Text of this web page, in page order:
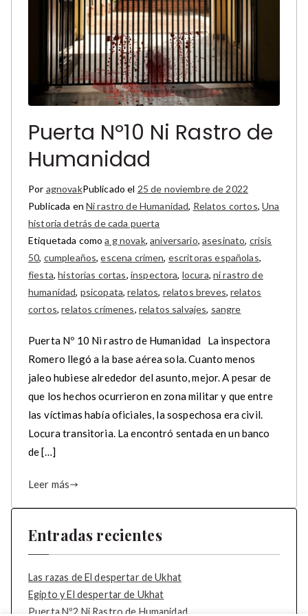
Puerta Nº10 Ni Rastro de
Humanidad
Por agnovakPublicado el 25 de noviembre de 2022
Publicada en Ni rastro de Humanidad, Relatos cortos, Una
historia detrás de cada puerta
Etiquetada comoa g novak,aniversario,asesinato, crisis
50, cumpleaños,escena crimen, escritoras españolas,
fiesta,historias cortas, inspectora, locura, ni rastro de
humanidad, psicopata,relatos, relatos breves,relatos
cortos,relatos crímenes, relatos salvajes, sangre
Puerta Nº 10 Ni rastro de Humanidad La inspectora
Romero llegó a la base aérea sola. Cuanto menos
jaleo hubiese alrededor del asunto, mejor. A pesar de
que los hechos ocurrieron en zona militar y que entre
las víctimas había oficiales, la sospechosa era civil.
Locura transitoria. La encontró sentada en un banco
de […]
Leer más
Entradas recientes
Las razas de El despertar de Ukhat
Egipto y El despertar de Ukhat
Puerta Nº2 Ni Rastro de Humanidad